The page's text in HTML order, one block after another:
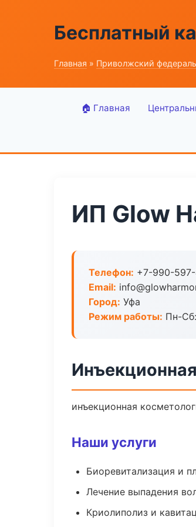
Бесплатный
Главная » Приволжский
🏠 Главная
ИП Glow
Телефон: +7-990-
Email:
Город: Уфа
Режим работы: Пн-
инъекционная
Наши услуги
Биоревитализация и
Лечение выпадения
Криолиполиз и